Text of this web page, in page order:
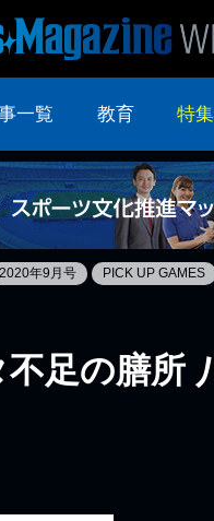
一覧 教育 特集
2020年9月号 PICK UP GAMES
不足の膳所